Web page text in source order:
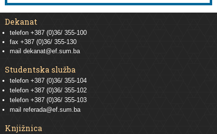
Dekanat
telefon +387 (0)36/ 355-100
fax +387 (0)36/ 355-130
mail dekanat@ef.sum.ba
Studentska služba
telefon +387 (0)36/ 355-104
telefon +387 (0)36/ 355-102
telefon +387 (0)36/ 355-103
mail referada@ef.sum.ba
Knjižnica